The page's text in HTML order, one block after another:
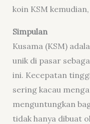
koin KSM
Simpulan
Kusama (KSM)
unik di pasar
ini. Kecepatan
sering kacau
menguntungkan
tidak hanya dibuat